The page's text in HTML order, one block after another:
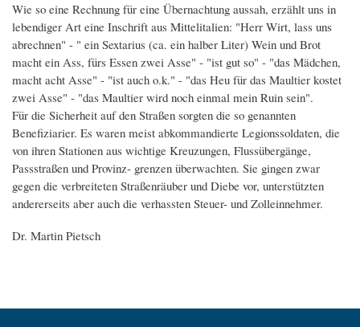
Wie so eine Rechnung für eine Übernachtung aussah, erzählt uns in
lebendiger Art eine Inschrift aus Mittelitalien: "Herr Wirt, lass uns
abrechnen" - " ein Sextarius (ca. ein halber Liter) Wein und Brot
macht ein Ass, fürs Essen zwei Asse" - "ist gut so" - "das Mädchen,
macht acht Asse" - "ist auch o.k." - "das Heu für das Maultier kostet
zwei Asse" - "das Maultier wird noch einmal mein Ruin sein".
Für die Sicherheit auf den Straßen sorgten die so genannten
Benefiziarier. Es waren meist abkommandierte Legionssoldaten, die
von ihren Stationen aus wichtige Kreuzungen, Flussübergänge,
Passstraßen und Provinz- grenzen überwachten. Sie gingen zwar
gegen die verbreiteten Straßenräuber und Diebe vor, unterstützten
andererseits aber auch die verhassten Steuer- und Zolleinnehmer.
Dr. Martin Pietsch